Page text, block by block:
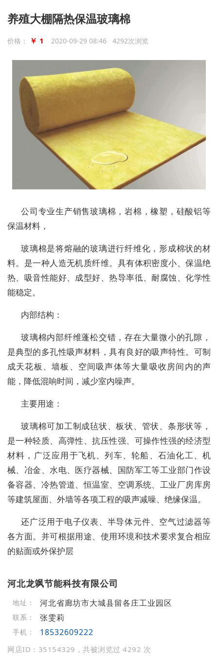
养殖大棚隔热保温玻璃棉
价格： ￥ 1 2020-09-29 08:46 4292次浏览
公司专业生产销售玻璃棉，岩棉，橡塑，硅酸铝等
保温材料，
玻璃棉是将熔融的玻璃进行纤维化，形成棉状的材
料。是一种人造无机质纤维。具有体积密度小、保温绝
热、吸音性能好、成型好、热导率彽、耐腐蚀、化学性
能稳定。
内部结构：
玻璃棉内部纤维蓬松交错，存在大量微小的孔隙，
是典型的多孔性吸声材料，具有良好的吸声特性。可制
成天花板、墙板、空间吸声体等大量吸收房间内的声
能，降低混响时间，减少室内噪声。
主要用途：
玻璃棉可加工制成毡状、板状、管状、条形状等，
是一种轻质、高弹性、抗压性强、可操作性强的经济型
材料，广泛应用于飞机、列车、轮船、石油化工、机
械、冶金、水电、医疗器械、国防军工等工业部门作设
备容器、冷热管道、恒温室、空调系统、工业厂房库房
等建筑屋面、外墙等各项工程的吸声减噪、绝缘保温。
还广泛用于电子仪表、半导体元件、空气过滤器等
各方面。并可根据用途、使用环境和技术要求复合相应
的贴面或外保护层
河北龙飒节能科技有限公司
地址： 河北省廊坊市大城县留各庄工业园区
联系： 张雯莉
手机： 18532609222
网店ID：35154329，共被浏览过 4292 次